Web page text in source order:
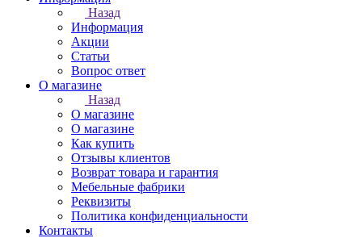
Назад
Информация
Акции
Статьи
Вопрос ответ
О магазине
Назад
О магазине
О магазине
Как купить
Отзывы клиентов
Возврат товара и гарантия
Мебельные фабрики
Реквизиты
Политика конфиденциальности
Контакты